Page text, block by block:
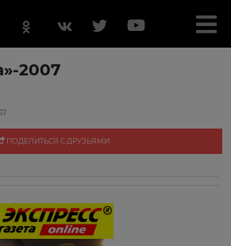
2007
ПОДЕЛИТЬСЯ С ДРУЗЬЯМИ